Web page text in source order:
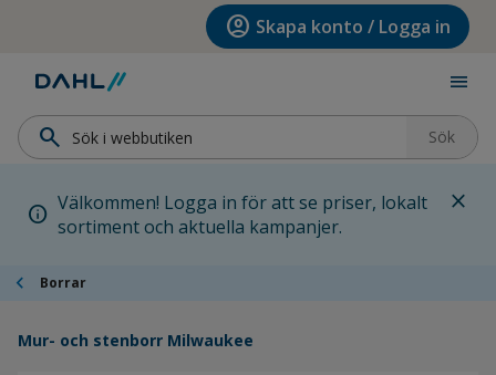
Hoppa till huvudinnehållet account_circle Skapa konto / Logga in
menu
search Sök
info Välkommen! Logga in för att se priser, lokalt
sortiment och aktuella kampanjer.
close
chevron_left Borrar
Mur- och stenborr Milwaukee